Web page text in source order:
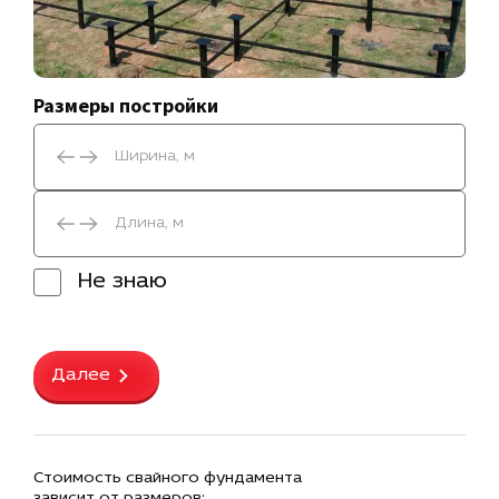
Размеры постройки
Не знаю
Далее
Стоимость свайного фундамента